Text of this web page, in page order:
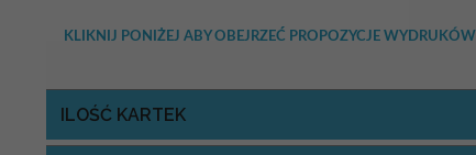
KLIKNIJ PONIŻEJ ABY OBEJRZEĆ PROPOZYCJE WYDRUKÓW
ILOŚĆ KARTEK